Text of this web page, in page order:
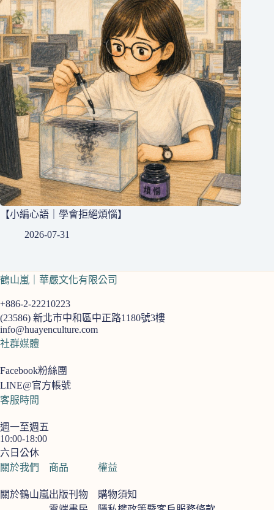
【小編心語｜學會拒絕煩惱】
2026-07-31
關於我們
關於鶴山嵐
商品
出版刊物
權益
購物須知
鶴山嵐｜華嚴文化有限公司
+886-2-22210223
(23586) 新北市中和區中正路1180號3樓
info@huayenculture.com
社群媒體
Facebook粉絲團
LINE@官方帳號
客服時間
週一至週五
10:00-18:00
六日公休